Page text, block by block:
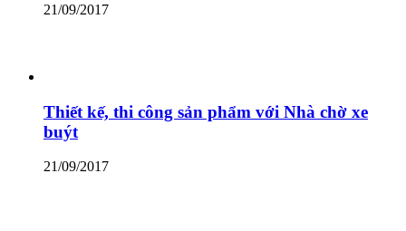
21/09/2017
Thiết kế, thi công sản phẩm với Nhà chờ xe
buýt
21/09/2017